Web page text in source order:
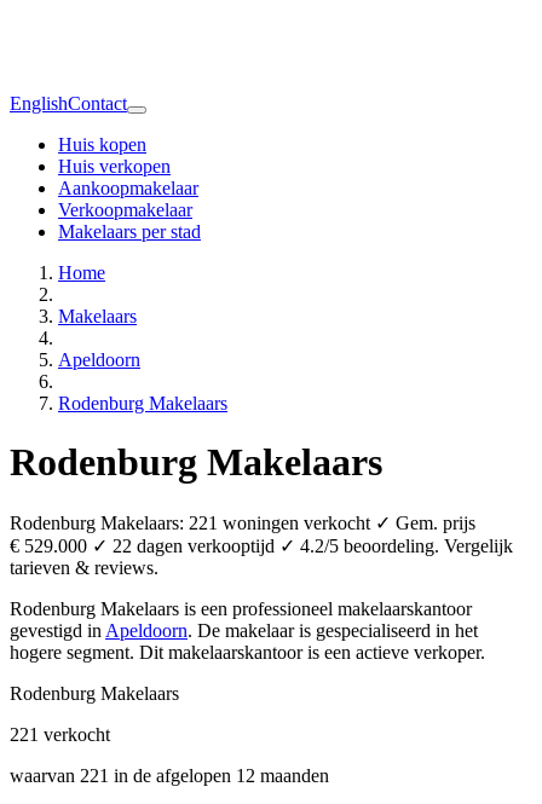
EnglishContact
Huis kopen
Huis verkopen
Aankoopmakelaar
Verkoopmakelaar
Makelaars per stad
Home
Makelaars
Apeldoorn
Rodenburg Makelaars
Rodenburg Makelaars
Rodenburg Makelaars: 221 woningen verkocht ✓ Gem. prijs
€ 529.000 ✓ 22 dagen verkooptijd ✓ 4.2/5 beoordeling. Vergelijk
tarieven & reviews.
Rodenburg Makelaars is een professioneel makelaarskantoor
gevestigd in Apeldoorn. De makelaar is gespecialiseerd in het
hogere segment. Dit makelaarskantoor is een actieve verkoper.
Rodenburg Makelaars
221 verkocht
waarvan 221 in de afgelopen 12 maanden